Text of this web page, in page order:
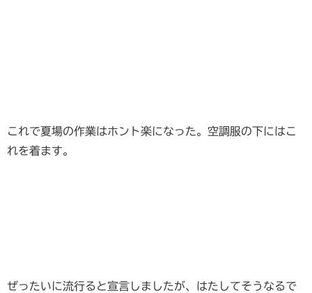
これで夏場の作業はホント楽になった。空調服の下にはこ
れを着ます。
ぜったいに流行ると宣言しましたが、はたしてそうなるで